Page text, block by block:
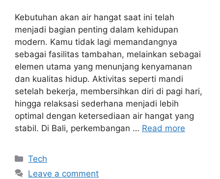
Kebutuhan akan air hangat saat ini telah
menjadi bagian penting dalam kehidupan
modern. Kamu tidak lagi memandangnya
sebagai fasilitas tambahan, melainkan sebagai
elemen utama yang menunjang kenyamanan
dan kualitas hidup. Aktivitas seperti mandi
setelah bekerja, membersihkan diri di pagi hari,
hingga relaksasi sederhana menjadi lebih
optimal dengan ketersediaan air hangat yang
stabil. Di Bali, perkembangan … Read more
Categories
Tech
Leave a comment